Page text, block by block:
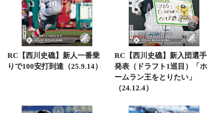
RC【西川史礁】新人一番乗
りで100安打到達（25.9.14）
RC【西川史礁】新入団選手
発表（ドラフト1巡目）「ホ
ームラン王をとりたい」
（24.12.4）